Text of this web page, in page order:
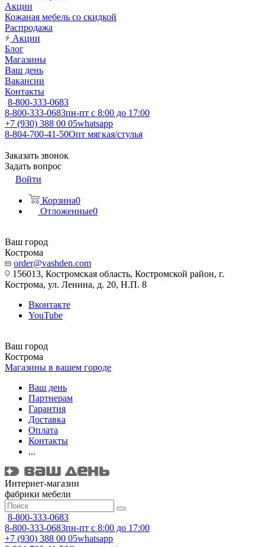
Акции
Кожаная мебель со скидкой
Распродажа
Акции
Блог
Магазины
Ваш день
Вакансии
Контакты
8-800-333-0683
8-800-333-0683пн-пт с 8:00 до 17:00
+7 (930) 388 00 05whatsapp
8-804-700-41-50Опт мягкая/стулья
Заказать звонок
Задать вопрос
Войти
Корзина0
Отложенные0
Ваш город
Кострома
order@vashden.com
156013, Костромская область, Костромской район, г.
Кострома, ул. Ленина, д. 20, Н.П. 8
Вконтакте
YouTube
Ваш город
Кострома
Магазины в вашем городе
Ваш день
Партнерам
Гарантия
Доставка
Оплата
Контакты
...
Интернет-магазин
фабрики мебели
8-800-333-0683
8-800-333-0683пн-пт с 8:00 до 17:00
+7 (930) 388 00 05whatsapp